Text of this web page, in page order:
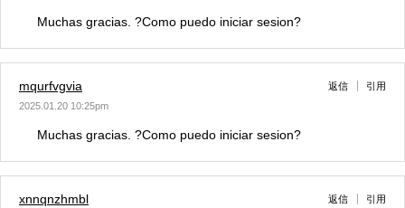
Muchas gracias. ?Como puedo iniciar sesion?
mqurfvgvia
2025.01.20 10:25pm
返信 引用
Muchas gracias. ?Como puedo iniciar sesion?
xnnqnzhmbl 返信 引用